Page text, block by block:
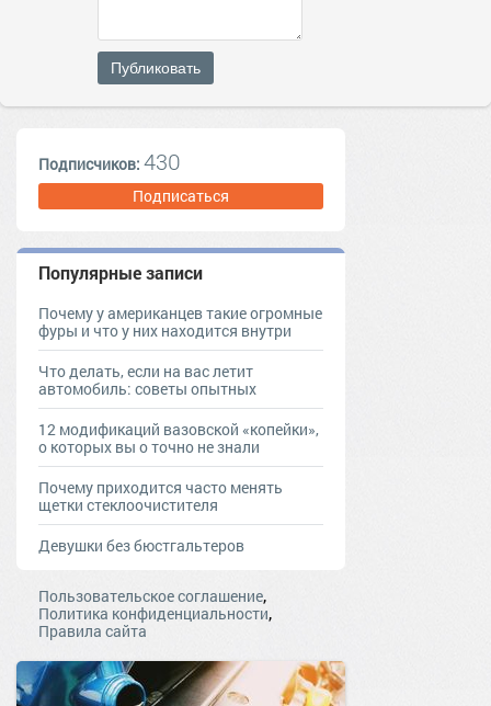
Публиковать
Подписчиков: 430
Подписаться
Популярные записи
Почему у американцев такие огромные
фуры и что у них находится внутри
Что делать, если на вас летит
автомобиль: советы опытных
12 модификаций вазовской «копейки»,
о которых вы о точно не знали
Почему приходится часто менять
щетки стеклоочистителя
Девушки без бюстгальтеров
Пользовательское соглашение,
Политика конфиденциальности,
Правила сайта